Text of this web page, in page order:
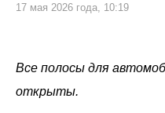
17 мая 2026 года, 10:19
Все полосы для
открыты.